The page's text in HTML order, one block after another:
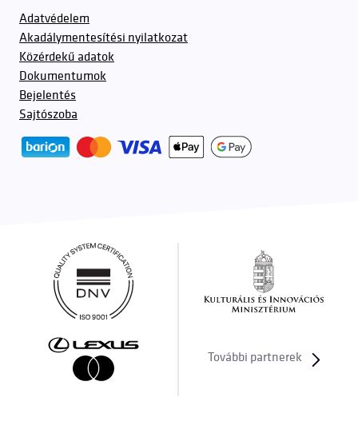
Adatvédelem
Akadálymentesítési nyilatkozat
Közérdekű adatok
Dokumentumok
Bejelentés
Sajtószoba
További partnerek